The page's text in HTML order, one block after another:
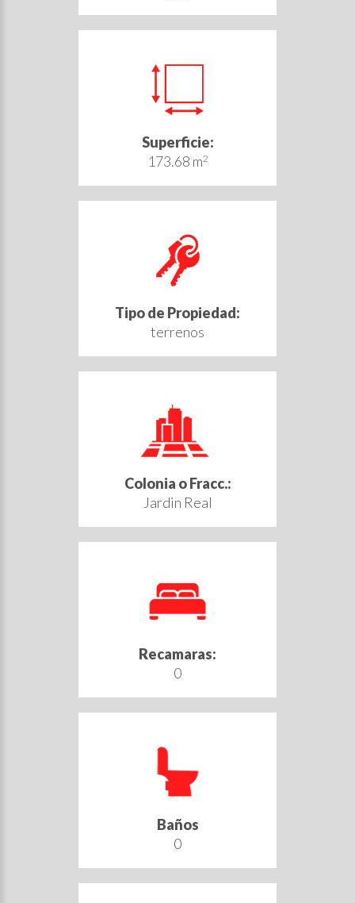
Superficie:
173.68 m2
Tipo de Propiedad:
terrenos
Colonia o Fracc.:
Jardin Real
Recamaras:
0
Baños
0